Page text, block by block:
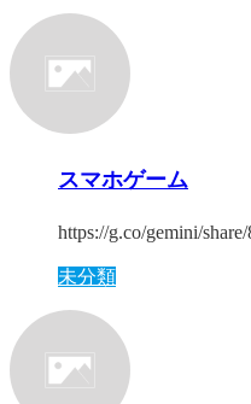
スマホゲーム
https://g.co/gemini/
未分類